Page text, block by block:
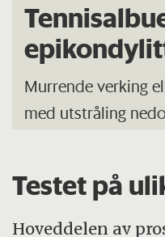
Murrende verking
med utstråling
Smertene sitter på
Navnet antyder
Testet på
Hoveddelen av